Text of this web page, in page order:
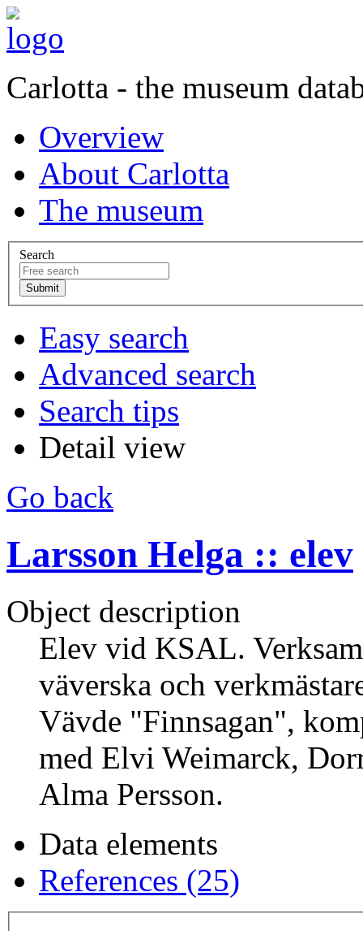
Carlotta - the museum
Overview
About Carlotta
The museum
Search
Easy search
Advanced search
Search tips
Detail view
Go back
Larsson Helga :: elev
Object description
Elev vid KSAL.
väverska och
Vävde "Finnsagan",
med Elvi Weimarck,
Alma Persson.
Data elements
References (25)